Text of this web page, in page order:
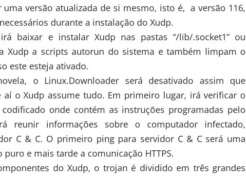
uma versão atualizada de si mesmo, isto é, a versão 116,
durante a instalação do Xudp.
baixar e instalar Xudp nas pastas “/lib/.socket1” ou
Xudp a scripts autorun do sistema e também limpam o
este esteja ativado.
o Linux.Downloader será desativado assim que
o Xudp assume tudo. Em primeiro lugar, irá verificar o
onde contém as instruções programadas pelo
reunir informações sobre o computador infectado,
C & C. O primeiro ping para servidor C & C será uma
puro e mais tarde a comunicação HTTPS.
do Xudp, o trojan é dividido em três grandes